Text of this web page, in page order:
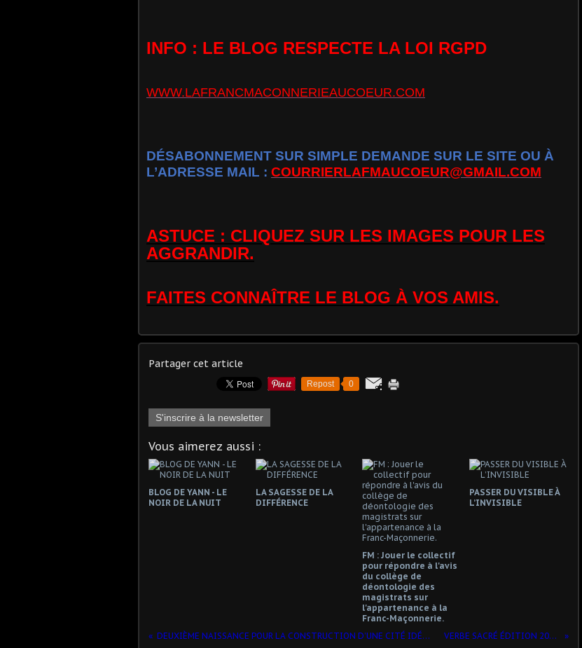
INFO : LE BLOG RESPECTE LA LOI RGPD
WWW.LAFRANCMACONNERIEAUCOEUR.COM
DÉSABONNEMENT SUR SIMPLE DEMANDE SUR LE SITE OU À
L’ADRESSE MAIL : COURRIERLAFMAUCOEUR@GMAIL.COM
ASTUCE : CLIQUEZ SUR LES IMAGES POUR LES
AGGRANDIR.
FAITES CONNAÎTRE LE BLOG À VOS AMIS.
Partager cet article
Repost 0
S'inscrire à la newsletter
Vous aimerez aussi :
BLOG DE YANN - LE
NOIR DE LA NUIT
LA SAGESSE DE LA
DIFFÉRENCE
FM : Jouer le collectif
pour répondre à l'avis
du collège de
déontologie des
magistrats sur
l'appartenance à la
Franc-Maçonnerie.
PASSER DU VISIBLE À
L’INVISIBLE
DEUXIÈME NAISSANCE POUR LA CONSTRUCTION D’UNE CITÉ IDÉALE. VERBE SACRÉ ÉDITION 2011-